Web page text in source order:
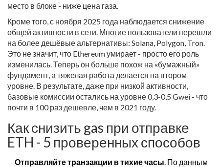
место в блоке - ниже цена газа.
Кроме того, с ноября 2025 года наблюдается снижение
общей активности в сети. Многие пользователи перешли
на более дешёвые альтернативы: Solana, Polygon, Tron.
Это не значит, что Ethereum умирает - просто его роль
изменилась. Теперь он больше похож на «бумажный»
фундамент, а тяжелая работа делается на втором
уровне. В результате, даже при низкой активности,
базовые комиссии остались на уровне 0,3-0,5 Gwei - что
почти в 100 раз дешевле, чем в 2021 году.
Как снизить gas при отправке
ETH - 5 проверенных способов
Отправляйте транзакции в тихие часы . По данным